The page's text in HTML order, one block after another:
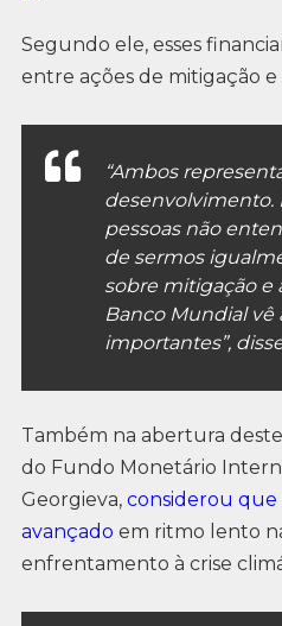
Segundo ele, esses
entre ações de mitigação e
“Ambos
desenvolvimento.
pessoas não
de sermos
sobre mitigação e
Banco Mundial vê
importantes”,
Também na abertura
do Fundo Monetário
Georgieva, considerou
avançado em ritmo lento
enfrentamento à crise